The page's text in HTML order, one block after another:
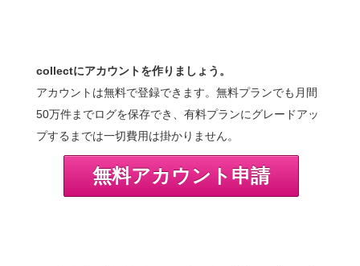
collectにアカウントを作りましょう。
アカウントは無料で登録できます。無料プランでも月間
50万件までログを保存でき、有料プランにグレードアッ
プするまでは一切費用は掛かりません。
無料アカウント申請